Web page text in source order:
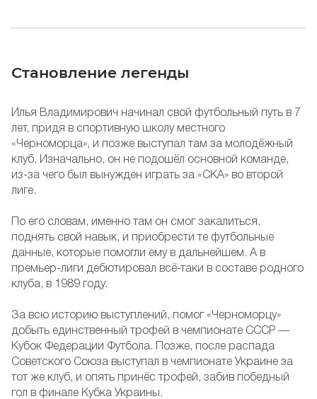
Становление легенды
Илья Владимирович начинал свой футбольный путь в 7
лет, придя в спортивную школу местного
«Черноморца», и позже выступал там за молодёжный
клуб. Изначально, он не подошёл основной команде,
из-за чего был вынужден играть за «СКА» во второй
лиге.
По его словам, именно там он смог закалиться,
поднять свой навык, и приобрести те футбольные
данные, которые помогли ему в дальнейшем. А в
премьер-лиги дебютировал всё-таки в составе родного
клуба, в 1989 году.
За всю историю выступлений, помог «Черноморцу»
добыть единственный трофей в чемпионате СССР —
Кубок Федерации Футбола. Позже, после распада
Советского Союза выступал в чемпионате Украине за
тот же клуб, и опять принёс трофей, забив победный
гол в финале Кубка Украины.